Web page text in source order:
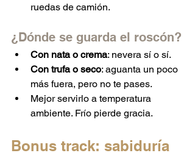
ruedas de camión.
¿Dónde se guarda el roscón?
Con nata o crema: nevera sí o sí.
Con trufa o seco: aguanta un poco
más fuera, pero no te pases.
Mejor servirlo a temperatura
ambiente. Frío pierde gracia.
Bonus track: sabiduría